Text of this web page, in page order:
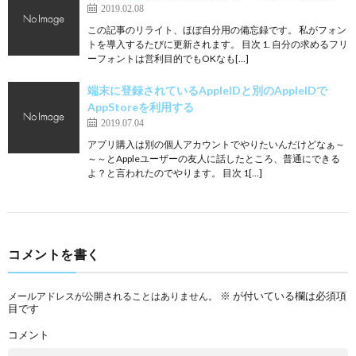
2019.02.08
この記事のリライト、ほぼ自分用の備忘録です。 私がフォン
トを導入するたびに更新されます。 目次 1. 自分の求めるフリ
ーフォントは営利目的でもOKなも[…]
端末に登録されているAppleIDと別のAppleIDで
AppStoreを利用する
2019.07.04
アプリ購入は別の個人アカウントでやりたいんだけどなぁ～
～～とAppleユーザーの友人に話したところ、普通にできる
よ？と言われたのでやります。 目次 1[…]
コメントを書く
メールアドレスが公開されることはありません。 ※ が付いている欄は必須項
目です
コメント